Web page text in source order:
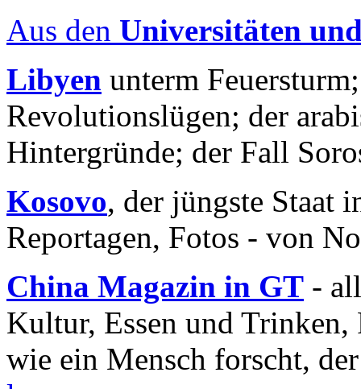
Aus den Universitäten
Libyen unterm
Revolutionslügen; der
Hintergründe; der Fall
Kosovo, der jüngste Staat
Reportagen, Fotos - von
China Magazin in GT -
Kultur, Essen und
wie ein Mensch forscht,